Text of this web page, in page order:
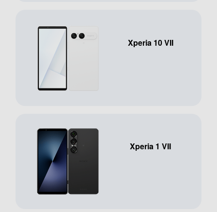
Xperia 10 VII
Xperia 1 VII